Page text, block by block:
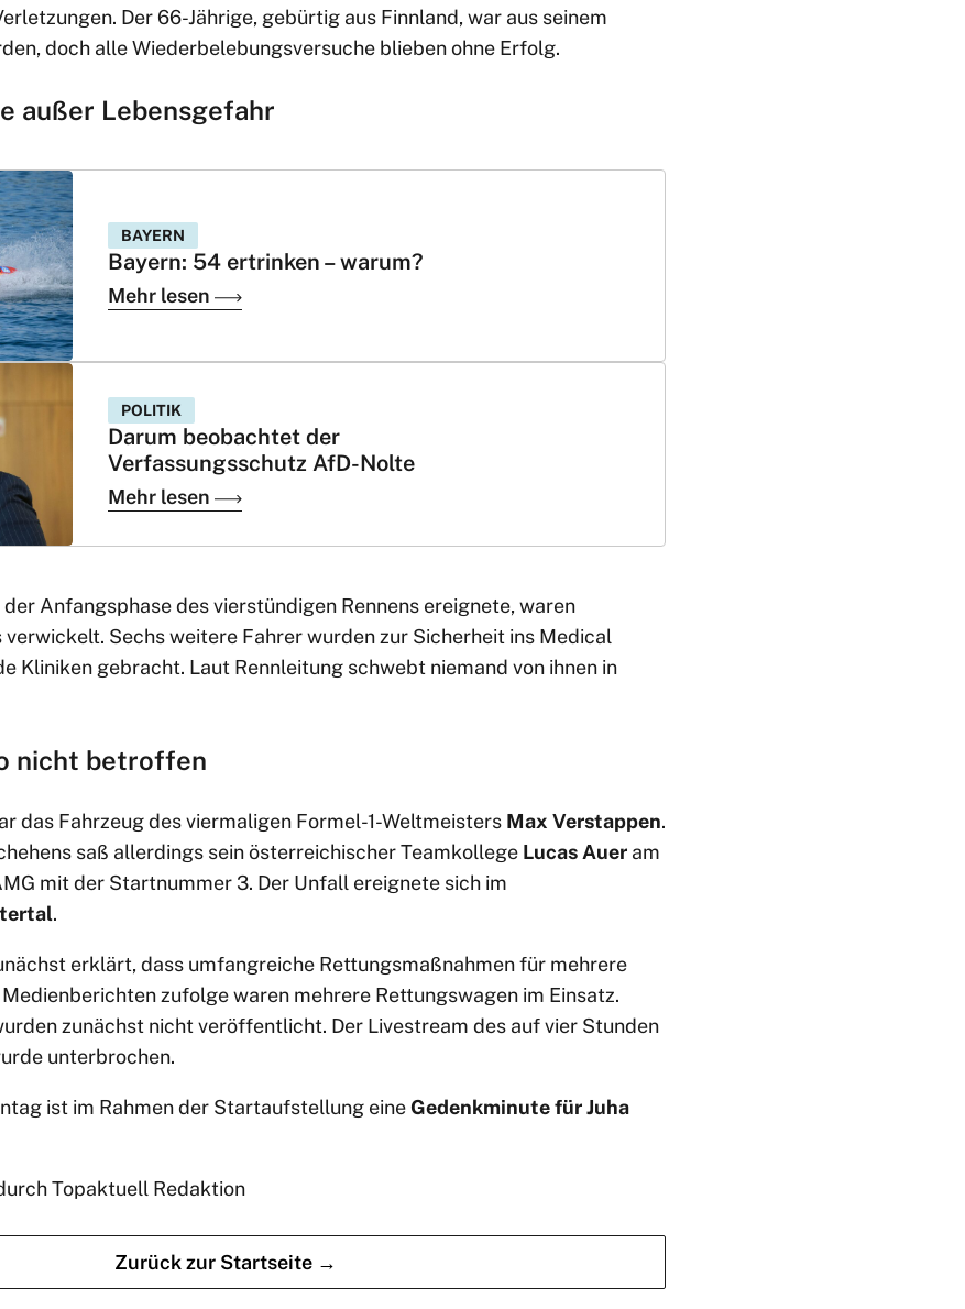
Der 66-Jährige, gebürtig aus Finnland, war aus seinem
doch alle Wiederbelebungsversuche blieben ohne Erfolg.
außer Lebensgefahr
BAYERN
Bayern: 54 ertrinken – warum?
Mehr lesen
POLITIK
Darum beobachtet der
Verfassungsschutz AfD-Nolte
Mehr lesen
Anfangsphase des vierstündigen Rennens ereignete, waren
Sechs weitere Fahrer wurden zur Sicherheit ins Medical
Kliniken gebracht. Laut Rennleitung schwebt niemand von ihnen in
nicht betroffen
das Fahrzeug des viermaligen Formel-1-Weltmeisters Max Verstappen.
saß allerdings sein österreichischer Teamkollege Lucas Auer am
mit der Startnummer 3. Der Unfall ereignete sich im
.
erklärt, dass umfangreiche Rettungsmaßnahmen für mehrere
zufolge waren mehrere Rettungswagen im Einsatz.
zunächst nicht veröffentlicht. Der Livestream des auf vier Stunden
unterbrochen.
ist im Rahmen der Startaufstellung eineGedenkminute für Juha
Topaktuell Redaktion
Zurück zur Startseite →